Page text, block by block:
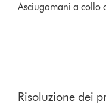
Asciugamani a collo
Risoluzione dei